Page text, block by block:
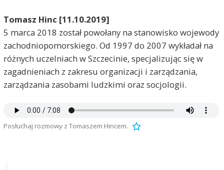
Tomasz Hinc [11.10.2019]
5 marca 2018 został powołany na stanowisko wojewody
zachodniopomorskiego. Od 1997 do 2007 wykładał na
różnych uczelniach w Szczecinie, specjalizując się w
zagadnieniach z zakresu organizacji i zarządzania,
zarządzania zasobami ludzkimi oraz socjologii.
Posłuchaj rozmowy z Tomaszem Hincem.